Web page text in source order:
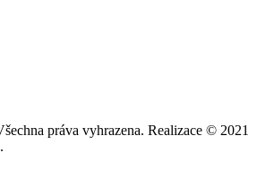
práva vyhrazena. Realizace © 2021
.